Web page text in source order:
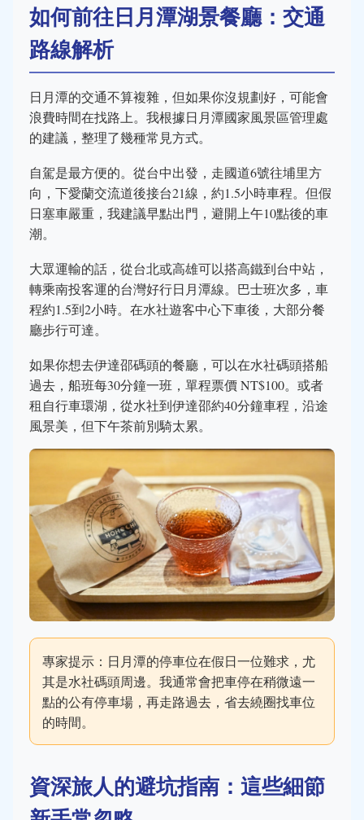
如何前往日月潭湖景餐廳：交通
路線解析
日月潭的交通不算複雜，但如果你沒規劃好，可能會
浪費時間在找路上。我根據日月潭國家風景區管理處
的建議，整理了幾種常見方式。
自駕是最方便的。從台中出發，走國道6號往埔里方
向，下愛蘭交流道後接台21線，約1.5小時車程。但假
日塞車嚴重，我建議早點出門，避開上午10點後的車
潮。
大眾運輸的話，從台北或高雄可以搭高鐵到台中站，
轉乘南投客運的台灣好行日月潭線。巴士班次多，車
程約1.5到2小時。在水社遊客中心下車後，大部分餐
廳步行可達。
如果你想去伊達邵碼頭的餐廳，可以在水社碼頭搭船
過去，船班每30分鐘一班，單程票價 NT$100。或者
租自行車環湖，從水社到伊達邵約40分鐘車程，沿途
風景美，但下午茶前別騎太累。
專家提示：日月潭的停車位在假日一位難求，尤
其是水社碼頭周邊。我通常會把車停在稍微遠一
點的公有停車場，再走路過去，省去繞圈找車位
的時間。
資深旅人的避坑指南：這些細節